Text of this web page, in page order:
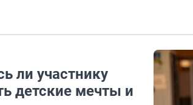
ли участнику
детские мечты и